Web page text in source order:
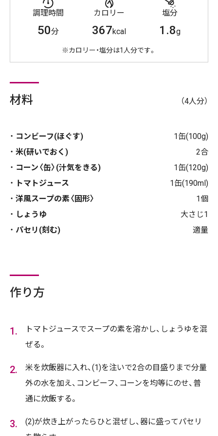
調理時間
50分
カロリー
367kcal
塩分
1.8g
※カロリー・塩分は1人分です。
材料 （4人分）
コンビーフ(ほぐす)
1缶(100g)
米(研いでおく)
2合
コーン〈缶〉(汁気をきる)
1缶(120g)
トマトジュース
1缶(190ml)
洋風スープの素〈固形〉
1個
しょうゆ
大さじ1
パセリ(刻む)
適量
作り方
トマトジュースでスープの素を溶かし、しょうゆを混
ぜる。
米を炊飯器に入れ、(1)を注いで2合の目盛りまで分量
外の水を加え、コンビーフ、コーンを均等にのせ、普
通に炊飯する。
(2)が炊き上がったらひと混ぜし、器に盛ってパセリ